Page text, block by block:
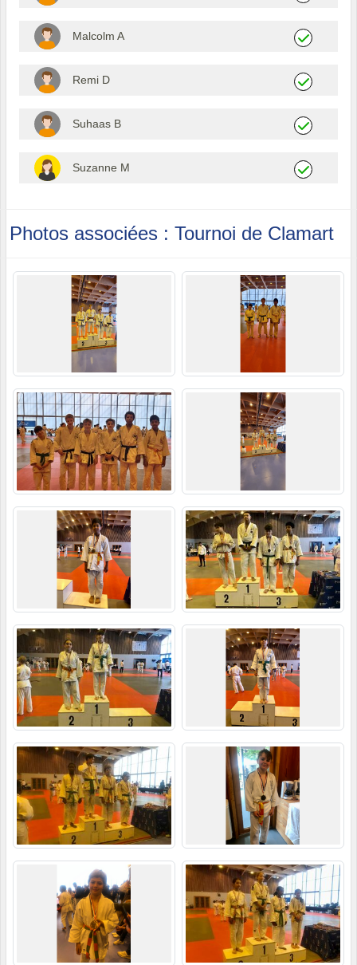
Malcolm A
Remi D
Suhaas B
Suzanne M
Photos associées : Tournoi de Clamart